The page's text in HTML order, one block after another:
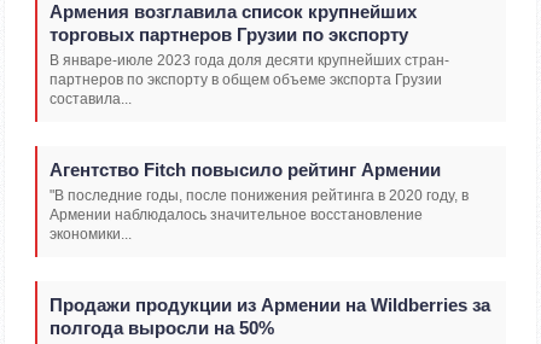
Армения возглавила список крупнейших
торговых партнеров Грузии по экспорту
В январе-июле 2023 года доля десяти крупнейших стран-
партнеров по экспорту в общем объеме экспорта Грузии
составила...
Агентство Fitch повысило рейтинг Армении
"В последние годы, после понижения рейтинга в 2020 году, в
Армении наблюдалось значительное восстановление
экономики...
Продажи продукции из Армении на Wildberries за
полгода выросли на 50%